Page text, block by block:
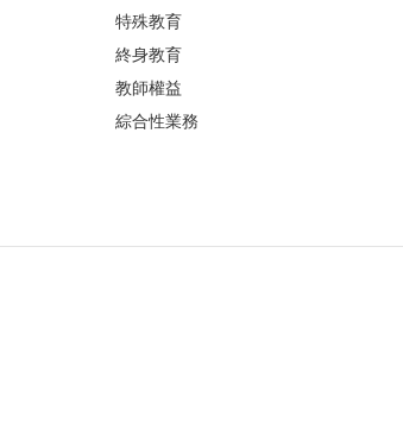
特殊教育
終身教育
教師權益
綜合性業務